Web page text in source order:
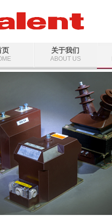
页 关于我们
ABOUT US